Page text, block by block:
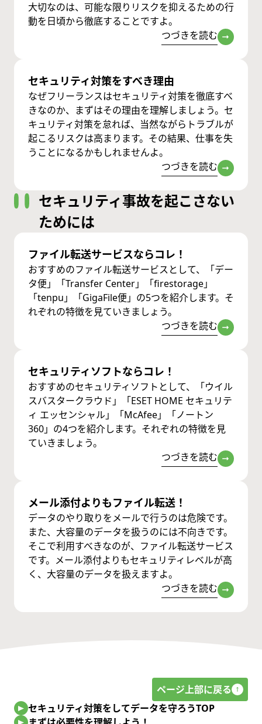
大切なのは、可能な限りリスクを抑えるための行
動を日頃から徹底することですよ。
つづきを読む
セキュリティ対策をすべき理由
なぜフリーランスはセキュリティ対策を徹底すべ
きなのか、まずはその理由を理解しましょう。セ
キュリティ対策を怠れば、当然ながらトラブルが
起こるリスクは高まります。その結果、仕事を失
うことになるかもしれませんよ。
つづきを読む
セキュリティ事故を起こさない
ためには
ファイル転送サービスならコレ！
おすすめのファイル転送サービスとして、「デー
タ便」「Transfer Center」「firestorage」
「tenpu」「GigaFile便」の5つを紹介します。そ
れぞれの特徴を見ていきましょう。
つづきを読む
セキュリティソフトならコレ！
おすすめのセキュリティソフトとして、「ウイル
スバスタークラウド」「ESET HOME セキュリテ
ィ エッセンシャル」「McAfee」「ノートン
360」の4つを紹介します。それぞれの特徴を見
ていきましょう。
つづきを読む
メール添付よりもファイル転送！
データのやり取りをメールで行うのは危険です。
また、大容量のデータを扱うのには不向きです。
そこで利用すべきなのが、ファイル転送サービス
です。メール添付よりもセキュリティレベルが高
く、大容量のデータを扱えますよ。
つづきを読む
ページ上部に戻る
セキュリティ対策をしてデータを守ろうTOP